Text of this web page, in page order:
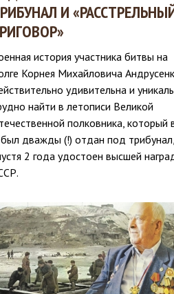
И
история участника битвы на
Корнея Михайловича
удивительна и
найти в летописи Великой
полковника, который
дважды (!) отдан под
2 года удостоен высшей